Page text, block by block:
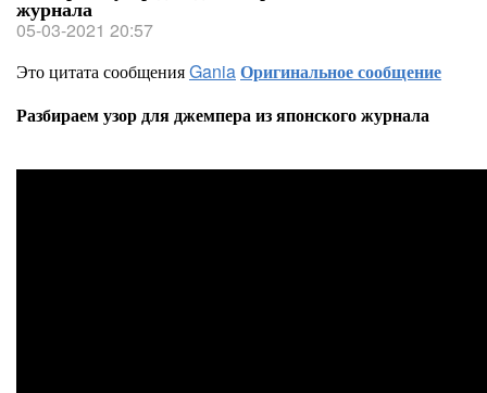
журнала
05-03-2021 20:57
Это цитата сообщенияGaniaОригинальное сообщение
Разбираем узор для джемпера из японского журнала